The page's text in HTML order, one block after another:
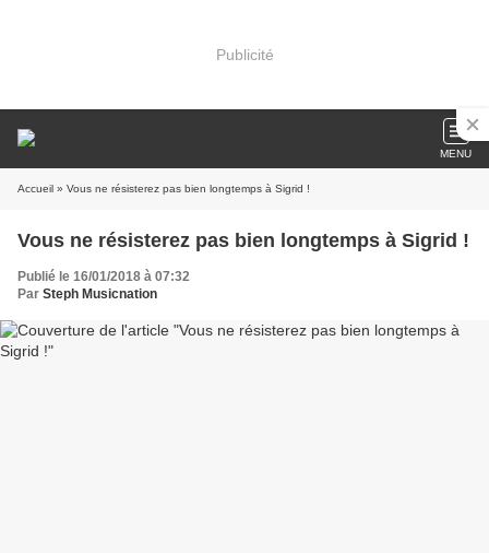
Publicité
MENU
Accueil » Vous ne résisterez pas bien longtemps à Sigrid !
Vous ne résisterez pas bien longtemps à Sigrid !
Publié le 16/01/2018 à 07:32
Par Steph Musicnation